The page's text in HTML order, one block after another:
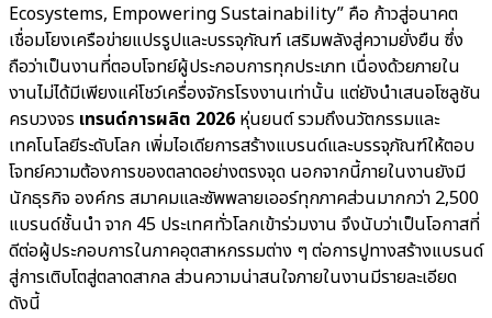
Ecosystems, Empowering Sustainability” คือ ก้าวสู่อนาคต
เชื่อมโยงเครือข่ายแปรรูปและบรรจุภัณฑ์ เสริมพลังสู่ความยั่งยืน ซึ่ง
ถือว่าเป็นงานที่ตอบโจทย์ผู้ประกอบการทุกประเภท เนื่องด้วยภายใน
งานไม่ได้มีเพียงแค่โชว์เครื่องจักรโรงงานเท่านั้น แต่ยังนำเสนอโซลูชัน
ครบวงจร เทรนด์การผลิต 2026 หุ่นยนต์ รวมถึงนวัตกรรมและ
เทคโนโลยีระดับโลก เพิ่มไอเดียการสร้างแบรนด์และบรรจุภัณฑ์ให้ตอบ
โจทย์ความต้องการของตลาดอย่างตรงจุด นอกจากนี้ภายในงานยังมี
นักธุรกิจ องค์กร สมาคมและซัพพลายเออร์ทุกภาคส่วนมากกว่า 2,500
แบรนด์ชั้นนำ จาก 45 ประเทศทั่วโลกเข้าร่วมงาน จึงนับว่าเป็นโอกาสที่
ดีต่อผู้ประกอบการในภาคอุตสาหกรรมต่าง ๆ ต่อการปูทางสร้างแบรนด์
สู่การเติบโตสู่ตลาดสากล ส่วนความน่าสนใจภายในงานมีรายละเอียด
ดังนี้